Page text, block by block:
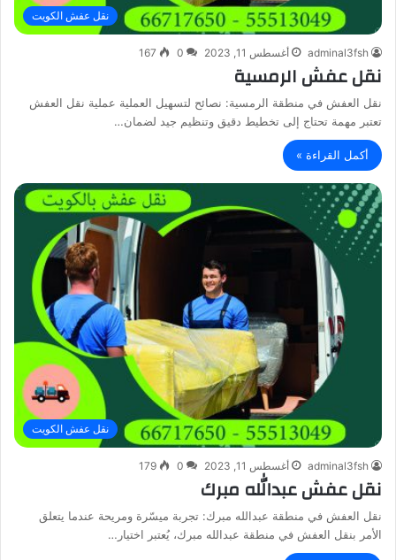
نقل عفش الكويت
adminal3fsh أغسطس 11, 2023 0
167
نقل عفش الرمسية
نقل العفش في منطقة الرمسية: نصائح لتسهيل العملية عملية نقل العفش
تعتبر مهمة تحتاج إلى تخطيط دقيق وتنظيم جيد لضمان…
أكمل القراءة »
نقل عفش الكويت
adminal3fsh أغسطس 11, 2023 0
179
نقل عفش عبدالله مبرك
نقل العفش في منطقة عبدالله مبرك: تجربة ميسّرة ومريحة عندما يتعلق
الأمر بنقل العفش في منطقة عبدالله مبرك، يُعتبر اختيار…